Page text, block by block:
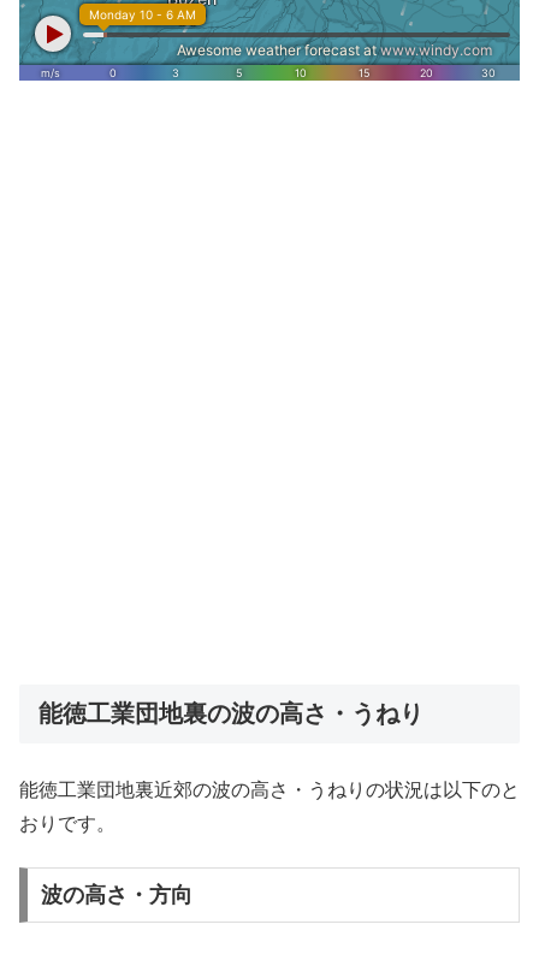
能徳工業団地裏の波の高さ・うねり
能徳工業団地裏近郊の波の高さ・うねりの状況は以下のと
おりです。
波の高さ・方向